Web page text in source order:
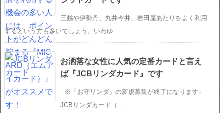
三越や伊勢丹、丸井今井、岩田屋あたりをよく利用
するという方も多いでしょう。いわゆ ...
お洒落な女性に人気の定番カードと言え
ば『JCBリンダカード』です
※「お守リンダ」の新規募集が終了になります↓
JCBリンダカード（ ...